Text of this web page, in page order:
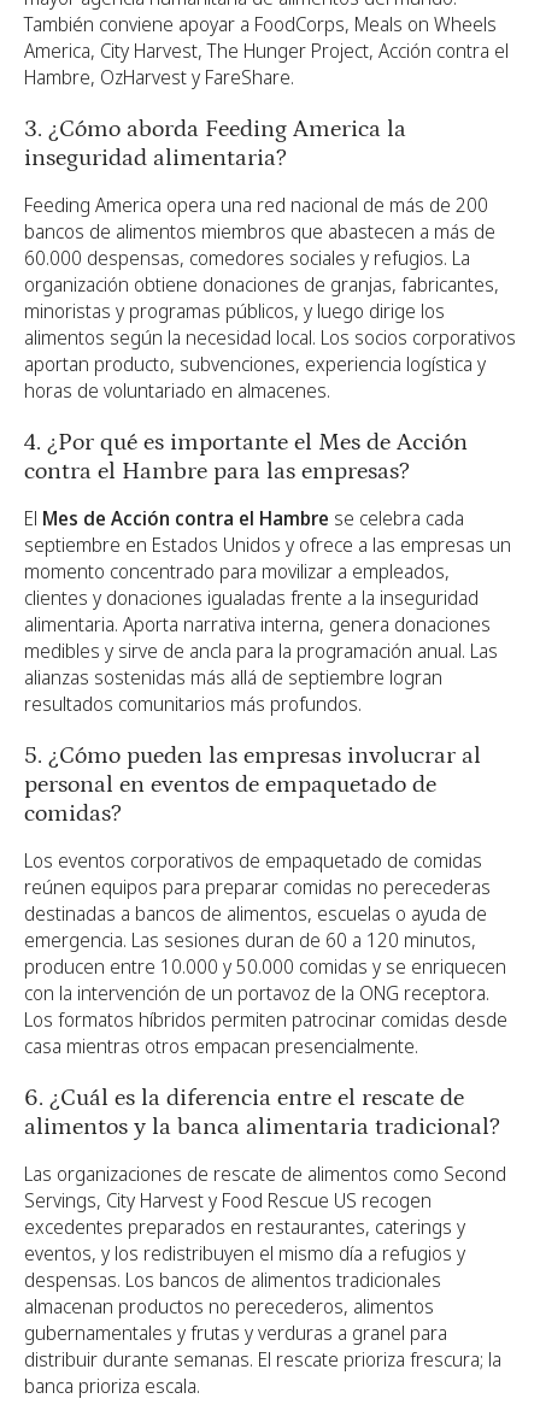
También conviene apoyar a FoodCorps, Meals on Wheels
America, City Harvest, The Hunger Project, Acción contra el
Hambre, OzHarvest y FareShare.
3. ¿Cómo aborda Feeding America la
inseguridad alimentaria?
Feeding America opera una red nacional de más de 200
bancos de alimentos miembros que abastecen a más de
60.000 despensas, comedores sociales y refugios. La
organización obtiene donaciones de granjas, fabricantes,
minoristas y programas públicos, y luego dirige los
alimentos según la necesidad local. Los socios corporativos
aportan producto, subvenciones, experiencia logística y
horas de voluntariado en almacenes.
4. ¿Por qué es importante el Mes de Acción
contra el Hambre para las empresas?
El Mes de Acción contra el Hambre se celebra cada
septiembre en Estados Unidos y ofrece a las empresas un
momento concentrado para movilizar a empleados,
clientes y donaciones igualadas frente a la inseguridad
alimentaria. Aporta narrativa interna, genera donaciones
medibles y sirve de ancla para la programación anual. Las
alianzas sostenidas más allá de septiembre logran
resultados comunitarios más profundos.
5. ¿Cómo pueden las empresas involucrar al
personal en eventos de empaquetado de
comidas?
Los eventos corporativos de empaquetado de comidas
reúnen equipos para preparar comidas no perecederas
destinadas a bancos de alimentos, escuelas o ayuda de
emergencia. Las sesiones duran de 60 a 120 minutos,
producen entre 10.000 y 50.000 comidas y se enriquecen
con la intervención de un portavoz de la ONG receptora.
Los formatos híbridos permiten patrocinar comidas desde
casa mientras otros empacan presencialmente.
6. ¿Cuál es la diferencia entre el rescate de
alimentos y la banca alimentaria tradicional?
Las organizaciones de rescate de alimentos como Second
Servings, City Harvest y Food Rescue US recogen
excedentes preparados en restaurantes, caterings y
eventos, y los redistribuyen el mismo día a refugios y
despensas. Los bancos de alimentos tradicionales
almacenan productos no perecederos, alimentos
gubernamentales y frutas y verduras a granel para
distribuir durante semanas. El rescate prioriza frescura; la
banca prioriza escala.